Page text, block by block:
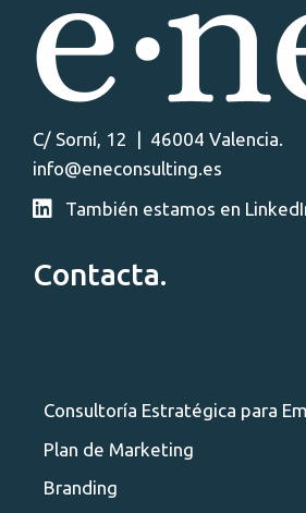
Consultoría Estratégica para
Plan de Marketing
Branding
C/ Sorní, 12 | 46004 Valencia.
info@eneconsulting.es
También estamos en
Contacta.